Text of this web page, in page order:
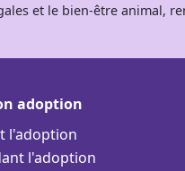
et le bien-être animal,
adoption
l'adoption
l'adoption